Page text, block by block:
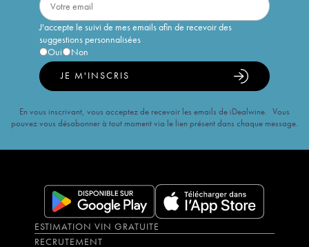
J'accepte le suivi de mes emails afin de recevoir des
suggestions personnalisées
Oui
Non
JE M'INSCRIS
En vous inscrivant, vous acceptez de recevoir les emails de iDealwine. Vous
pouvez vous désabonner à tout moment via le lien présent dans chaque message.
ESTIMATION VIN GRATUITE
RECRUTEMENT